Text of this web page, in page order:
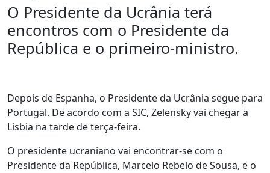
O Presidente da Ucrânia terá
encontros com o Presidente da
República e o primeiro-ministro.
Depois de Espanha, o Presidente da Ucrânia segue para
Portugal. De acordo com a SIC, Zelensky vai chegar a
Lisbia na tarde de terça-feira.
O presidente ucraniano vai encontrar-se com o
Presidente da República, Marcelo Rebelo de Sousa, e o